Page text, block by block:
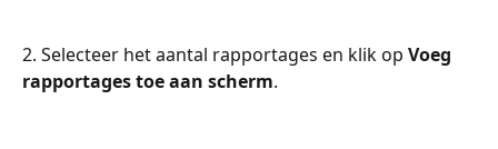
2. Selecteer het aantal rapportages en klik op Voeg
rapportages toe aan scherm.